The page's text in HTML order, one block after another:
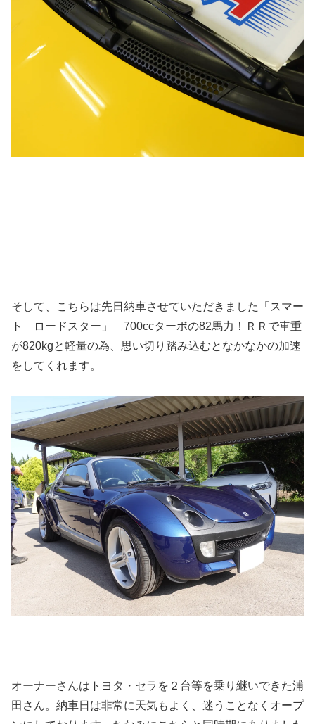
そして、こちらは先日納車させていただきました「スマー
ト ロードスター」 700ccターボの82馬力！ＲＲで車重
が820kgと軽量の為、思い切り踏み込むとなかなかの加速
をしてくれます。
オーナーさんはトヨタ・セラを２台等を乗り継いできた浦
田さん。納車日は非常に天気もよく、迷うことなくオープ